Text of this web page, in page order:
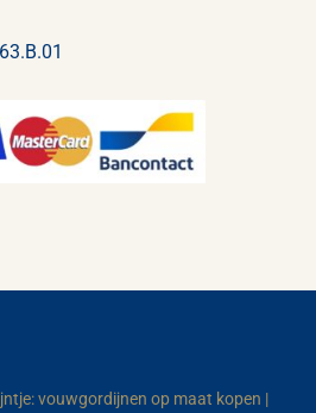
vouwgordijnen op maat kopen |